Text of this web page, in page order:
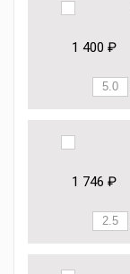
1 400 ₽
1 746 ₽